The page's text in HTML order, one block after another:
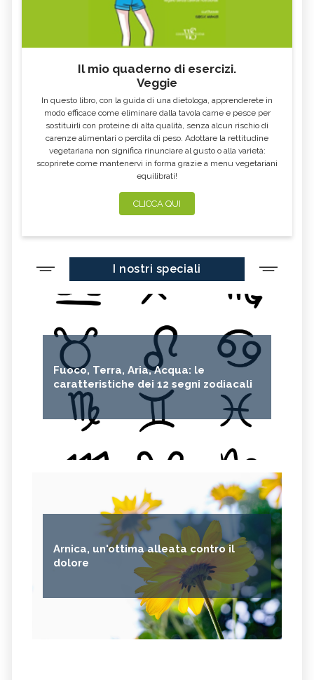
Il mio quaderno di esercizi.
Veggie
In questo libro, con la guida di una dietologa, apprenderete in
modo efficace come eliminare dalla tavola carne e pesce per
sostituirli con proteine di alta qualità, senza alcun rischio di
carenze alimentari o perdita di peso. Adottare la rettitudine
vegetariana non significa rinunciare al gusto o alla varietà:
scoprirete come mantenervi in forma grazie a menu vegetariani
equilibrati!
CLICCA QUI
I nostri speciali
Fuoco, Terra, Aria, Acqua: le
caratteristiche dei 12 segni zodiacali
Arnica, un'ottima alleata contro il
dolore